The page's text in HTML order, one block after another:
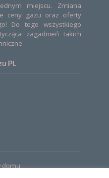
miejscu. Zmiana
ceny gazu oraz oferty
Do tego wszystkiego
zagadnień takich
PL
domu